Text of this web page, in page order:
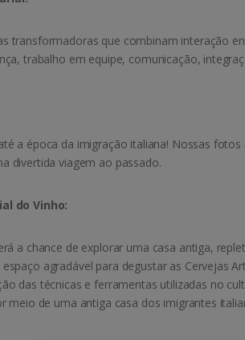
transformadoras que combinam interação
trabalho em equipe, comunicação,
a época da imigração italiana! Nossas
divertida viagem ao passado.
do Vinho:
a chance de explorar uma casa antiga,
agradável para degustar as Cervejas
das técnicas e ferramentas utilizadas no
meio de uma antiga casa dos imigrantes